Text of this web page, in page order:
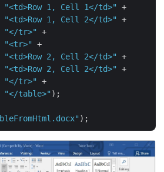
"<td>Row 1, Cell 1</td>"
+
"<td>Row 1, Cell 2</td>"
+
"</tr>"
+
"<tr>"
+
"<td>Row 2, Cell 2</td>"
+
"<td>Row 2, Cell 2</td>"
+
"</tr>"
+
"</table>" );